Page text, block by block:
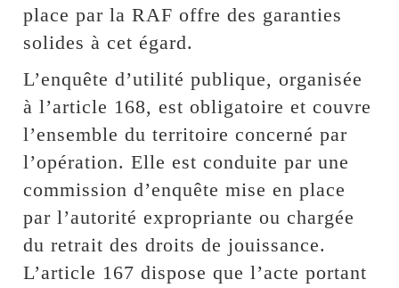
place par la RAF offre des garanties
solides à cet égard.
L’enquête d’utilité publique, organisée
à l’article 168, est obligatoire et couvre
l’ensemble du territoire concerné par
l’opération. Elle est conduite par une
commission d’enquête mise en place
par l’autorité expropriante ou chargée
du retrait des droits de jouissance.
L’article 167 dispose que l’acte portant